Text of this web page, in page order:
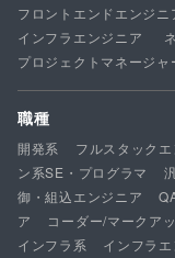
フロントエンドエンジニ
インフラエンジニア
プロジェクトマネージャ
職種
開発系 フルスタック
ン系SE・プログラマ
御・組込エンジニア
ア
コーダー/マークア
インフラ系
インフラ